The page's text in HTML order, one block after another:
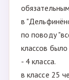
в
по поводу
классов
- 4 класса.
в классе 25